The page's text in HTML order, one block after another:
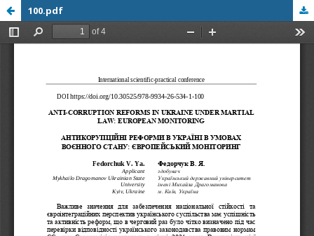
100.pdf